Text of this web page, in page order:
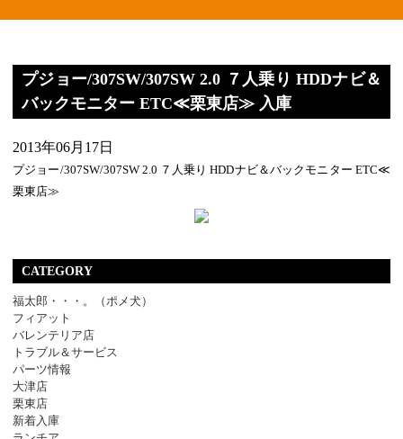
プジョー/307SW/307SW 2.0 ７人乗り HDDナビ＆
バックモニター ETC≪栗東店≫ 入庫
2013年06月17日
プジョー/307SW/307SW 2.0 ７人乗り HDDナビ＆バックモニター ETC≪
栗東店≫
CATEGORY
福太郎・・・。（ポメ犬）
フィアット
バレンテリア店
トラブル＆サービス
パーツ情報
大津店
栗東店
新着入庫